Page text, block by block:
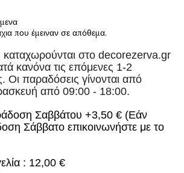
που έμειναν σε απόθεμα.
στο decorezerva.gr
κανόνα τις επόμενες 1-2
Οι παραδόσεις γίνονται από
από 09:00 - 18:00.
Σαββάτου +3,50 € (Εάν
Σάββατο επικοινωνήστε με το
: 12,00 €